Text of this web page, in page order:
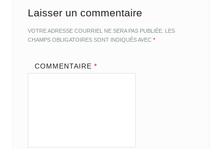
Laisser un commentaire
VOTRE ADRESSE COURRIEL NE SERA PAS PUBLIÉE. LES
CHAMPS OBLIGATOIRES SONT INDIQUÉS AVEC*
COMMENTAIRE *